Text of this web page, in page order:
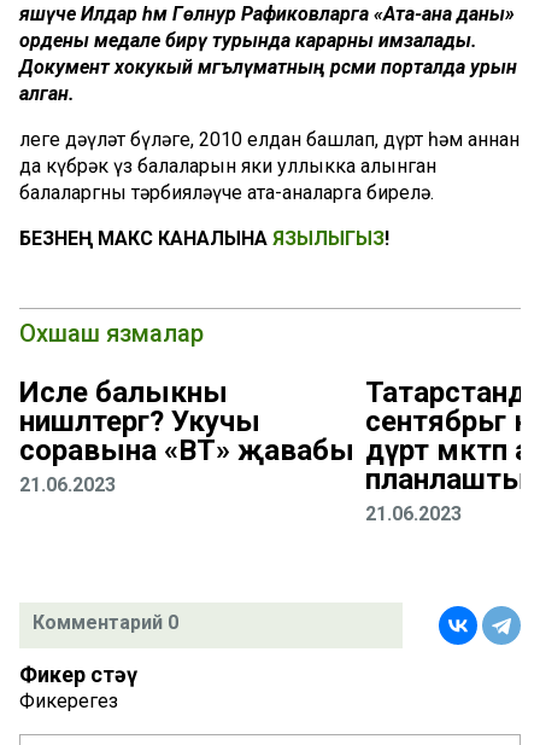
яшәүче Илдар һәм Гөлнур Рафиковларга «Ата-ана даны»
ордены медале бирү турында карарны имзалады.
Документ хокукый мәгълүматның рәсми порталда урын
алган.
Әлеге дәүләт бүләге, 2010 елдан башлап, дүрт һәм аннан
да күбрәк үз балаларын яки уллыкка алынган
балаларгны тәрбияләүче ата-аналарга бирелә.
БЕЗНЕҢ МАКС КАНАЛЫНА ЯЗЫЛЫГЫЗ!
Охшаш язмалар
Исле балыкны
нишләтергә? Укучы
соравына «ВТ» җавабы
21.06.2023
сентябрьгә
дүрт мәктәп
21.06.2023
Комментарий 0
Фикер өстәү
Фикерегез